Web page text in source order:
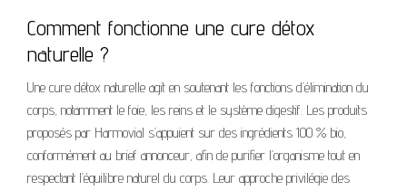
Comment fonctionne une cure détox
naturelle ?
Une cure détox naturelle agit en soutenant les fonctions d’élimination du
corps, notamment le foie, les reins et le système digestif. Les produits
proposés par Harmovial s’appuient sur des ingrédients 100 % bio,
conformément au brief annonceur, afin de purifier l’organisme tout en
respectant l’équilibre naturel du corps. Leur approche privilégie des